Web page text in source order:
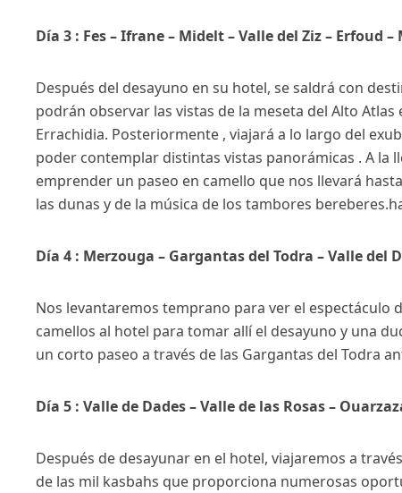
Día 3 : Fes – Ifrane – Midelt – Valle del Ziz – Erfoud –
Después del desayuno en su hotel, se saldrá con
podrán observar las vistas de la meseta del Alto
Errachidia. Posteriormente , viajará a lo largo del
poder contemplar distintas vistas panorámicas . A la
emprender un paseo en camello que nos llevará
las dunas y de la música de los tambores
Día 4 : Merzouga – Gargantas del Todra – Valle del
Nos levantaremos temprano para ver el espectáculo
camellos al hotel para tomar allí el desayuno y una
un corto paseo a través de las Gargantas del Todra
Día 5 : Valle de Dades – Valle de las Rosas –
Después de desayunar en el hotel, viajaremos a
de las mil kasbahs que proporciona numerosas